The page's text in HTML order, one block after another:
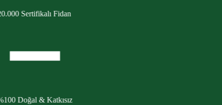
Sertifikalı Fidan
Doğal & Katkısız